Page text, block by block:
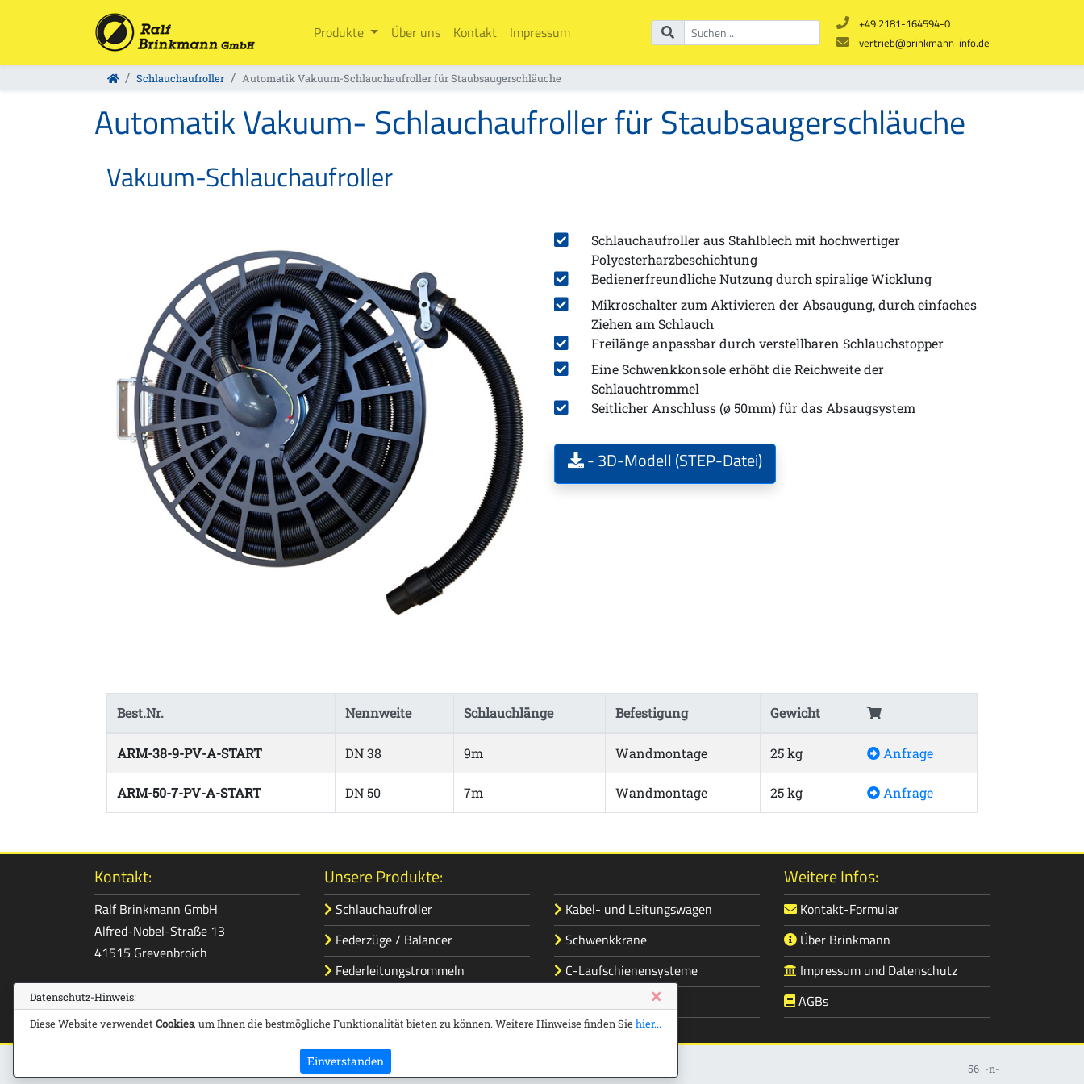
Produkte Über uns Kontakt Impressum
+49 2181-164594-0
vertrieb@brinkmann-info.de
Schlauchaufroller Automatik Vakuum-Schlauchaufroller für Staubsaugerschläuche
Automatik Vakuum- Schlauchaufroller für Staubsaugerschläuche
Vakuum-Schlauchaufroller
Schlauchaufroller aus Stahlblech mit hochwertiger
Polyesterharzbeschichtung
Bedienerfreundliche Nutzung durch spiralige Wicklung
Mikroschalter zum Aktivieren der Absaugung, durch einfaches
Ziehen am Schlauch
Freilänge anpassbar durch verstellbaren Schlauchstopper
Eine Schwenkkonsole erhöht die Reichweite der
Schlauchtrommel
Seitlicher Anschluss (ø 50mm) für das Absaugsystem
- 3D-Modell (STEP-Datei)
Best.Nr. Nennweite Schlauchlänge Befestigung Gewicht
ARM-38-9-PV-A-START DN 38 9m Wandmontage 25 kg Anfrage
ARM-50-7-PV-A-START DN 50 7m Wandmontage 25 kg Anfrage
Datenschutz-Hinweis: ×
Diese Website verwendet Cookies, um Ihnen die bestmögliche Funktionalität bieten zu können. Weitere Hinweise finden Sie hier...
Einverstanden
Kontakt:
Ralf Brinkmann GmbH
Alfred-Nobel-Straße 13
41515 Grevenbroich
Tel. 02181/164594-0
vertrieb@brinkmann-info.de
Unsere Produkte:
Schlauchaufroller
Federzüge / Balancer
Federleitungstrommeln
Kabel- und Leitungswagen
Schwenkkrane
C-Laufschienensysteme
Schleifleitungen
Weitere Infos:
Kontakt-Formular
Über Brinkmann
Impressum und Datenschutz
AGBs
56 -n-